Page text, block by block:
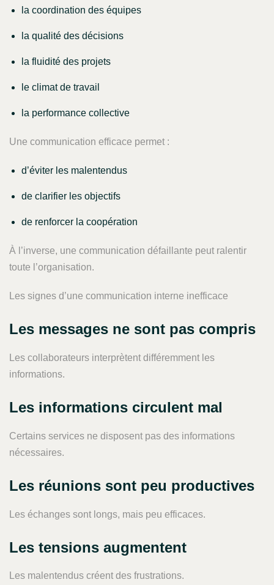
la coordination des équipes
la qualité des décisions
la fluidité des projets
le climat de travail
la performance collective
Une communication efficace permet :
d’éviter les malentendus
de clarifier les objectifs
de renforcer la coopération
À l’inverse, une communication défaillante peut ralentir
toute l’organisation.
Les signes d’une communication interne inefficace
Les messages ne sont pas compris
Les collaborateurs interprètent différemment les
informations.
Les informations circulent mal
Certains services ne disposent pas des informations
nécessaires.
Les réunions sont peu productives
Les échanges sont longs, mais peu efficaces.
Les tensions augmentent
Les malentendus créent des frustrations.